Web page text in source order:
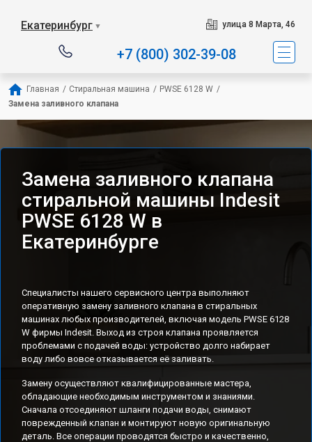
Екатеринбург ▼ улица 8 Марта, 46
+7 (800) 302-39-08
Главная / Стиральная машина / PWSE 6128 W /
Замена заливного клапана
Замена заливного клапана
стиральной машины Indesit
PWSE 6128 W в
Екатеринбурге
Специалисты нашего сервисного центра выполняют
оперативную замену заливного клапана в стиральных
машинах любых производителей, включая модель PWSE 6128
W фирмы Indesit. Выход из строя клапана проявляется
проблемами с подачей воды: устройство долго набирает
воду либо вовсе отказывается её заливать.
Замену осуществляют квалифицированные мастера,
обладающие необходимым инструментом и знаниями.
Сначала отсоединяют шланги подачи воды, снимают
поврежденный клапан и монтируют новую оригинальную
деталь. Все операции проводятся быстро и качественно,